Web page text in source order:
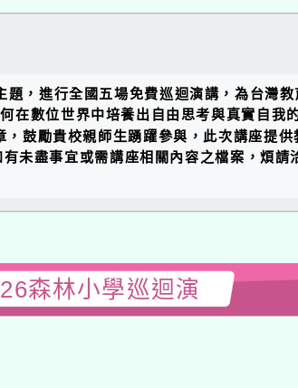
，進行全國五場免費巡迴演講，為台灣教
在數位世界中培養出自由思考與真實自我
鼓勵貴校親師生踴躍參與，此次講座提供
盡事宜或需講座相關內容之檔案，煩請
森林小學巡迴演